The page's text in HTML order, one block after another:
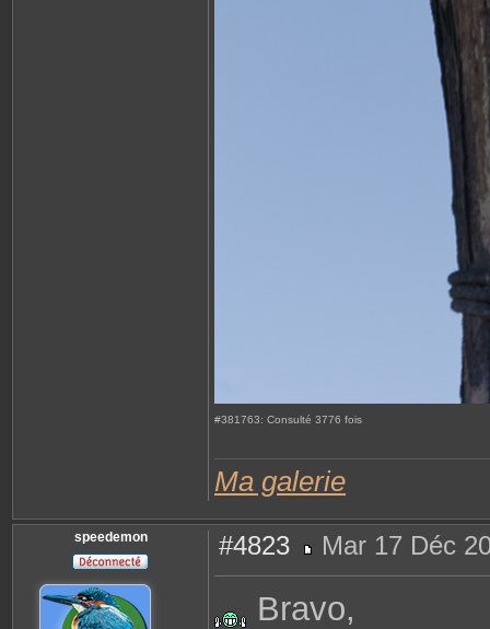
#381763: Consulté 3776 fois
Ma galerie
speedemon #4823
e
a
Mar 17 Déc
Bravo,